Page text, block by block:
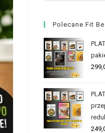
Polecane Fit